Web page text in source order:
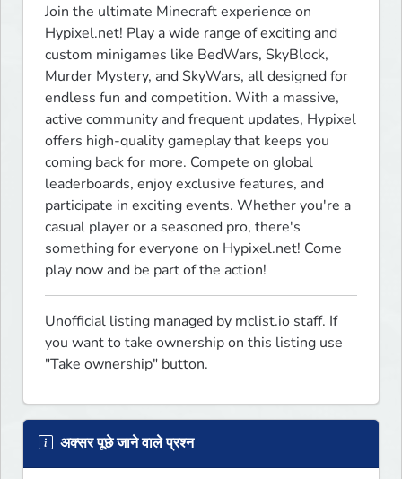
Join the ultimate Minecraft experience on
Hypixel.net! Play a wide range of exciting and
custom minigames like BedWars, SkyBlock,
Murder Mystery, and SkyWars, all designed for
endless fun and competition. With a massive,
active community and frequent updates, Hypixel
offers high-quality gameplay that keeps you
coming back for more. Compete on global
leaderboards, enjoy exclusive features, and
participate in exciting events. Whether you're a
casual player or a seasoned pro, there's
something for everyone on Hypixel.net! Come
play now and be part of the action!
Unofficial listing managed by mclist.io staff. If
you want to take ownership on this listing use
"Take ownership" button.
अक्सर पूछे जाने वाले प्रश्न